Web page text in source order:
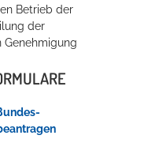
auf der
Betrieb der
der
Genehmigung